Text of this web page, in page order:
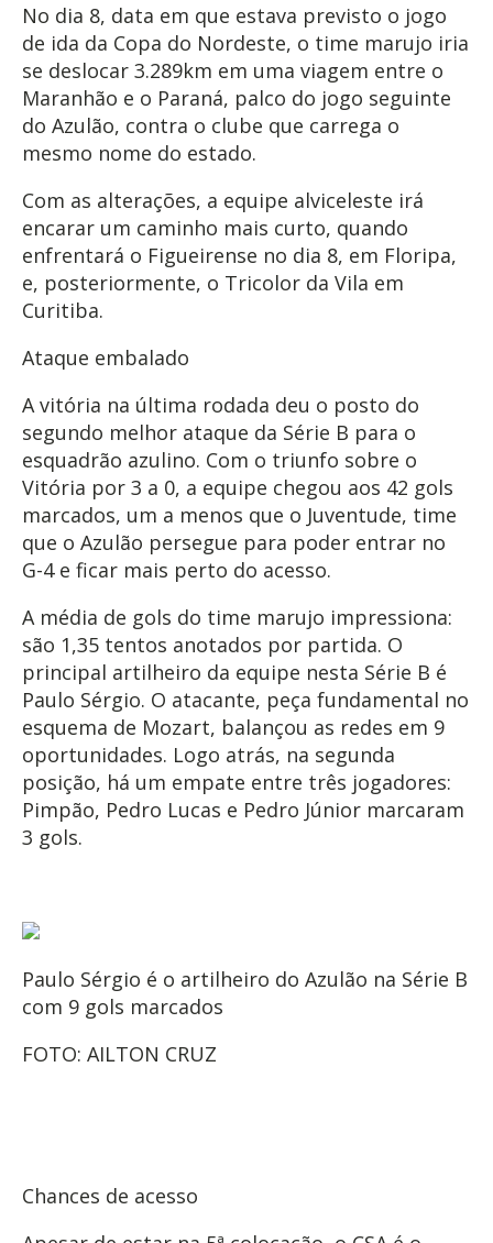
No dia 8, data em que estava previsto o jogo
de ida da Copa do Nordeste, o time marujo iria
se deslocar 3.289km em uma viagem entre o
Maranhão e o Paraná, palco do jogo seguinte
do Azulão, contra o clube que carrega o
mesmo nome do estado.
Com as alterações, a equipe alviceleste irá
encarar um caminho mais curto, quando
enfrentará o Figueirense no dia 8, em Floripa,
e, posteriormente, o Tricolor da Vila em
Curitiba.
Ataque embalado
A vitória na última rodada deu o posto do
segundo melhor ataque da Série B para o
esquadrão azulino. Com o triunfo sobre o
Vitória por 3 a 0, a equipe chegou aos 42 gols
marcados, um a menos que o Juventude, time
que o Azulão persegue para poder entrar no
G-4 e ficar mais perto do acesso.
A média de gols do time marujo impressiona:
são 1,35 tentos anotados por partida. O
principal artilheiro da equipe nesta Série B é
Paulo Sérgio. O atacante, peça fundamental no
esquema de Mozart, balançou as redes em 9
oportunidades. Logo atrás, na segunda
posição, há um empate entre três jogadores:
Pimpão, Pedro Lucas e Pedro Júnior marcaram
3 gols.
Paulo Sérgio é o artilheiro do Azulão na Série B
com 9 gols marcados
FOTO: AILTON CRUZ
Chances de acesso